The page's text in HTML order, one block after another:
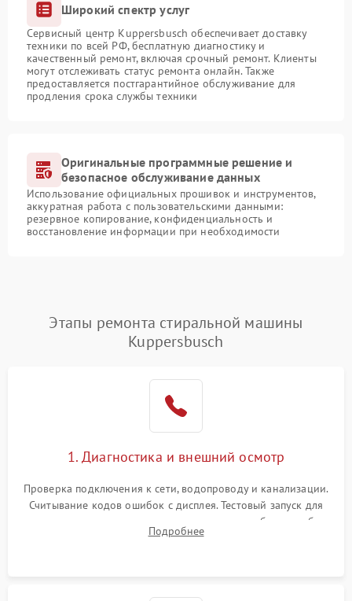
Широкий спектр услуг
Сервисный центр Kuppersbusch обеспечивает доставку
техники по всей РФ, бесплатную диагностику и
качественный ремонт, включая срочный ремонт. Клиенты
могут отслеживать статус ремонта онлайн. Также
предоставляется постгарантийное обслуживание для
продления срока службы техники
Оригинальные программные решение и
безопасное обслуживание данных
Использование официальных прошивок и инструментов,
аккуратная работа с пользовательскими данными:
резервное копирование, конфиденциальность и
восстановление информации при необходимости
Этапы ремонта стиральной машины
Kuppersbusch
1. Диагностика и внешний осмотр
Проверка подключения к сети, водопроводу и канализации.
Считывание кодов ошибок с дисплея. Тестовый запуск для
выявления посторонних шумов, протечек или сбоев в работе
электронного модуля управления.
Подробнее